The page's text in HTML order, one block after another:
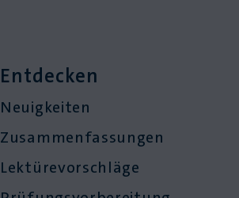
Entdecken
Neuigkeiten
Zusammenfassungen
Lektürevorschläge